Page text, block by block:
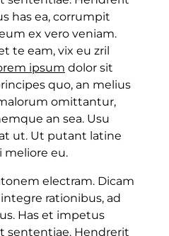
has ea, corrumpit
ex vero veniam.
te eam, vix eu zril
ipsum dolor sit
quo, an melius
omittantur,
an sea. Usu
ut. Ut putant latine
meliore eu.
electram. Dicam
rationibus, ad
Has et impetus
sententiae. Hendrerit